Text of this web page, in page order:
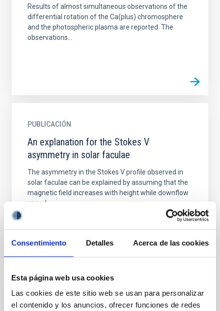
Consentimiento Detalles Acerca de las cookies
Esta página web usa cookies
Las cookies de este sitio web se usan para personalizar
el contenido y los anuncios, ofrecer funciones de redes
Results of almost simultaneous observations of the
differential rotation of the Ca(plus) chromosphere
and the photospheric plasma are reported. The
observations...
PUBLICACIÓN
An explanation for the Stokes V
asymmetry in solar faculae
The asymmetry in the Stokes V profile observed in
solar faculae can be explained by assuming that the
magnetic field increases with height while downflow
speed...
PUBLICACIÓN
An idealized model for dust accretion in